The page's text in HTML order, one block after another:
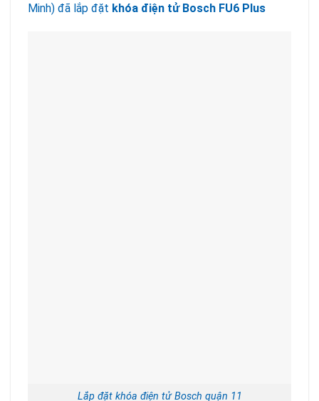
Minh) đã lắp đặt khóa điện tử Bosch FU6 Plus
Lắp đặt khóa điện tử Bosch quận 11